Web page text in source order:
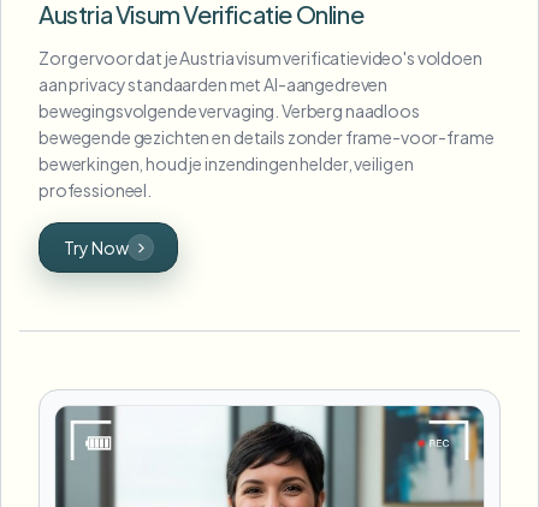
Austria Visum Verificatie Online
Zorg ervoor dat je Austria visum verificatievideo's voldoen
aan privacy standaarden met AI-aangedreven
bewegingsvolgende vervaging. Verberg naadloos
bewegende gezichten en details zonder frame-voor-frame
bewerkingen, houd je inzendingen helder, veilig en
professioneel.
Try Now